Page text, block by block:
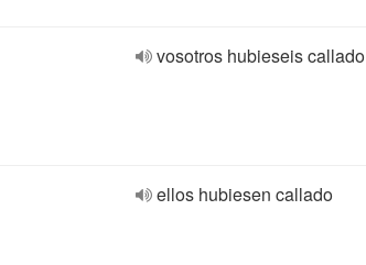
vosotros hubieseis callado
ellos hubiesen callado